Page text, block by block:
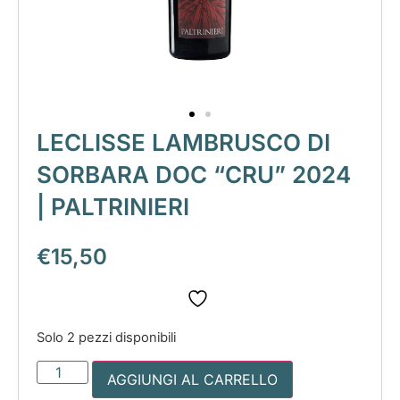
LECLISSE LAMBRUSCO DI
SORBARA DOC “CRU” 2024
| PALTRINIERI
€15,50
Solo 2 pezzi disponibili
AGGIUNGI AL CARRELLO